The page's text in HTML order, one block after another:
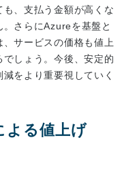
、支払う金額が高くな
さらにAzureを基盤と
サービスの価格も値上
しょう。今後、安定的
をより重要視していく
よる値上げ